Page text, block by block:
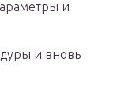
и
и вновь